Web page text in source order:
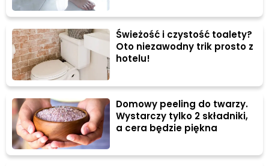
Świeżość i czystość toalety?
Oto niezawodny trik prosto z
hotelu!
Domowy peeling do twarzy.
Wystarczy tylko 2 składniki,
a cera będzie piękna